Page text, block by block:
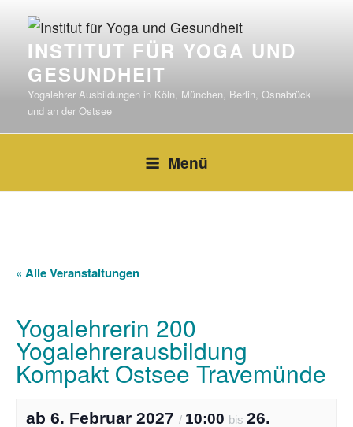
Inhalt
springenINSTITUT FÜR YOGA UND
GESUNDHEIT
Yogalehrer Ausbildungen in Köln, München, Berlin, Osnabrück
und an der Ostsee
Menü
« Alle Veranstaltungen
Yogalehrerin 200
Yogalehrerausbildung
Kompakt Ostsee Travemünde
6. Februar 2027 / 10:00 bis 26.